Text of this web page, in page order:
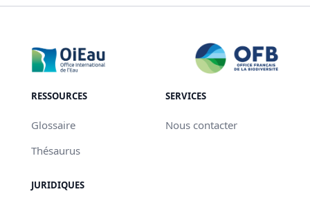
RESSOURCES
Glossaire
Thésaurus
SERVICES
Nous contacter
JURIDIQUES